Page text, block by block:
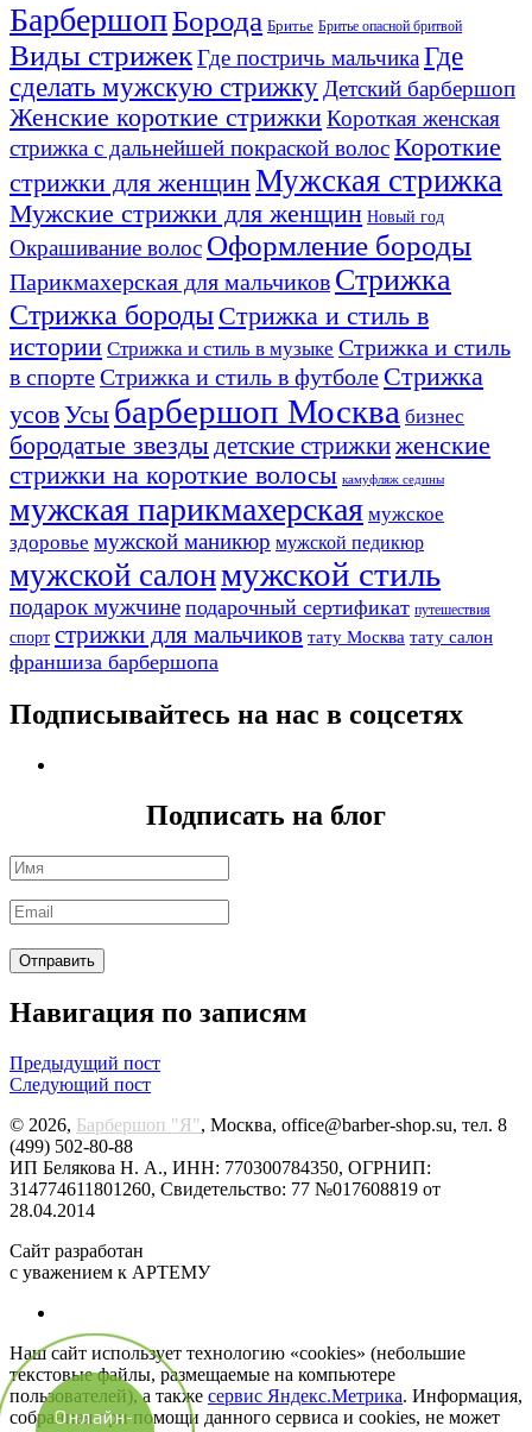
БарбершопБорода Бритье Бритье опасной бритвой
Виды стрижекГде постричь мальчикаГде
сделать мужскую стрижку Детский барбершоп
Женские короткие стрижкиКороткая женская
стрижка с дальнейшей покраской волосКороткие
стрижки для женщинМужская стрижка
Мужские стрижки для женщин Новый год
Окрашивание волос Оформление бороды
Парикмахерская для мальчиков Стрижка
Стрижка бороды Стрижка и стиль в
истории Стрижка и стиль в музыке Стрижка и стиль
в спортеСтрижка и стиль в футболе Стрижка
усовУсы барбершоп Москва бизнес
бородатые звездыдетские стрижкиженские
стрижки на короткие волосы камуфляж седины
мужская парикмахерская мужское
здоровье мужской маникюр мужской педикюр
мужской салонмужской стиль
подарок мужчине подарочный сертификат путешествия
спорт стрижки для мальчиков тату Москва тату салон
франшиза барбершопа
Подписывайтесь на нас в соцсетях
Подписать на блог
Навигация по записям
Предыдущий пост
Следующий пост
© 2026, Барбершоп "Я", Москва, office@barber-shop.su, тел. 8
(499) 502-80-88
ИП Белякова Н. А., ИНН: 770300784350, ОГРНИП:
314774611801260, Свидетельство: 77 №017608819 от
28.04.2014
Сайт разработан
с уважением к АРТЕМУ
Онлайн-
Наш сайт использует технологию «cookies» (небольшие
текстовые файлы, размещаемые на компьютере
пользователей), а также сервис Яндекс.Метрика. Информация,
собранная при помощи данного сервиса и cookies, не может